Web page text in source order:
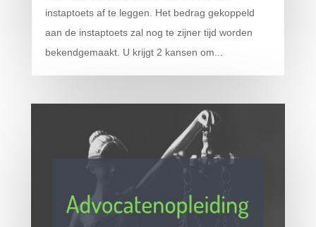
instaptoets af te leggen. Het bedrag gekoppeld
aan de instaptoets zal nog te zijner tijd worden
bekendgemaakt. U krijgt 2 kansen om...